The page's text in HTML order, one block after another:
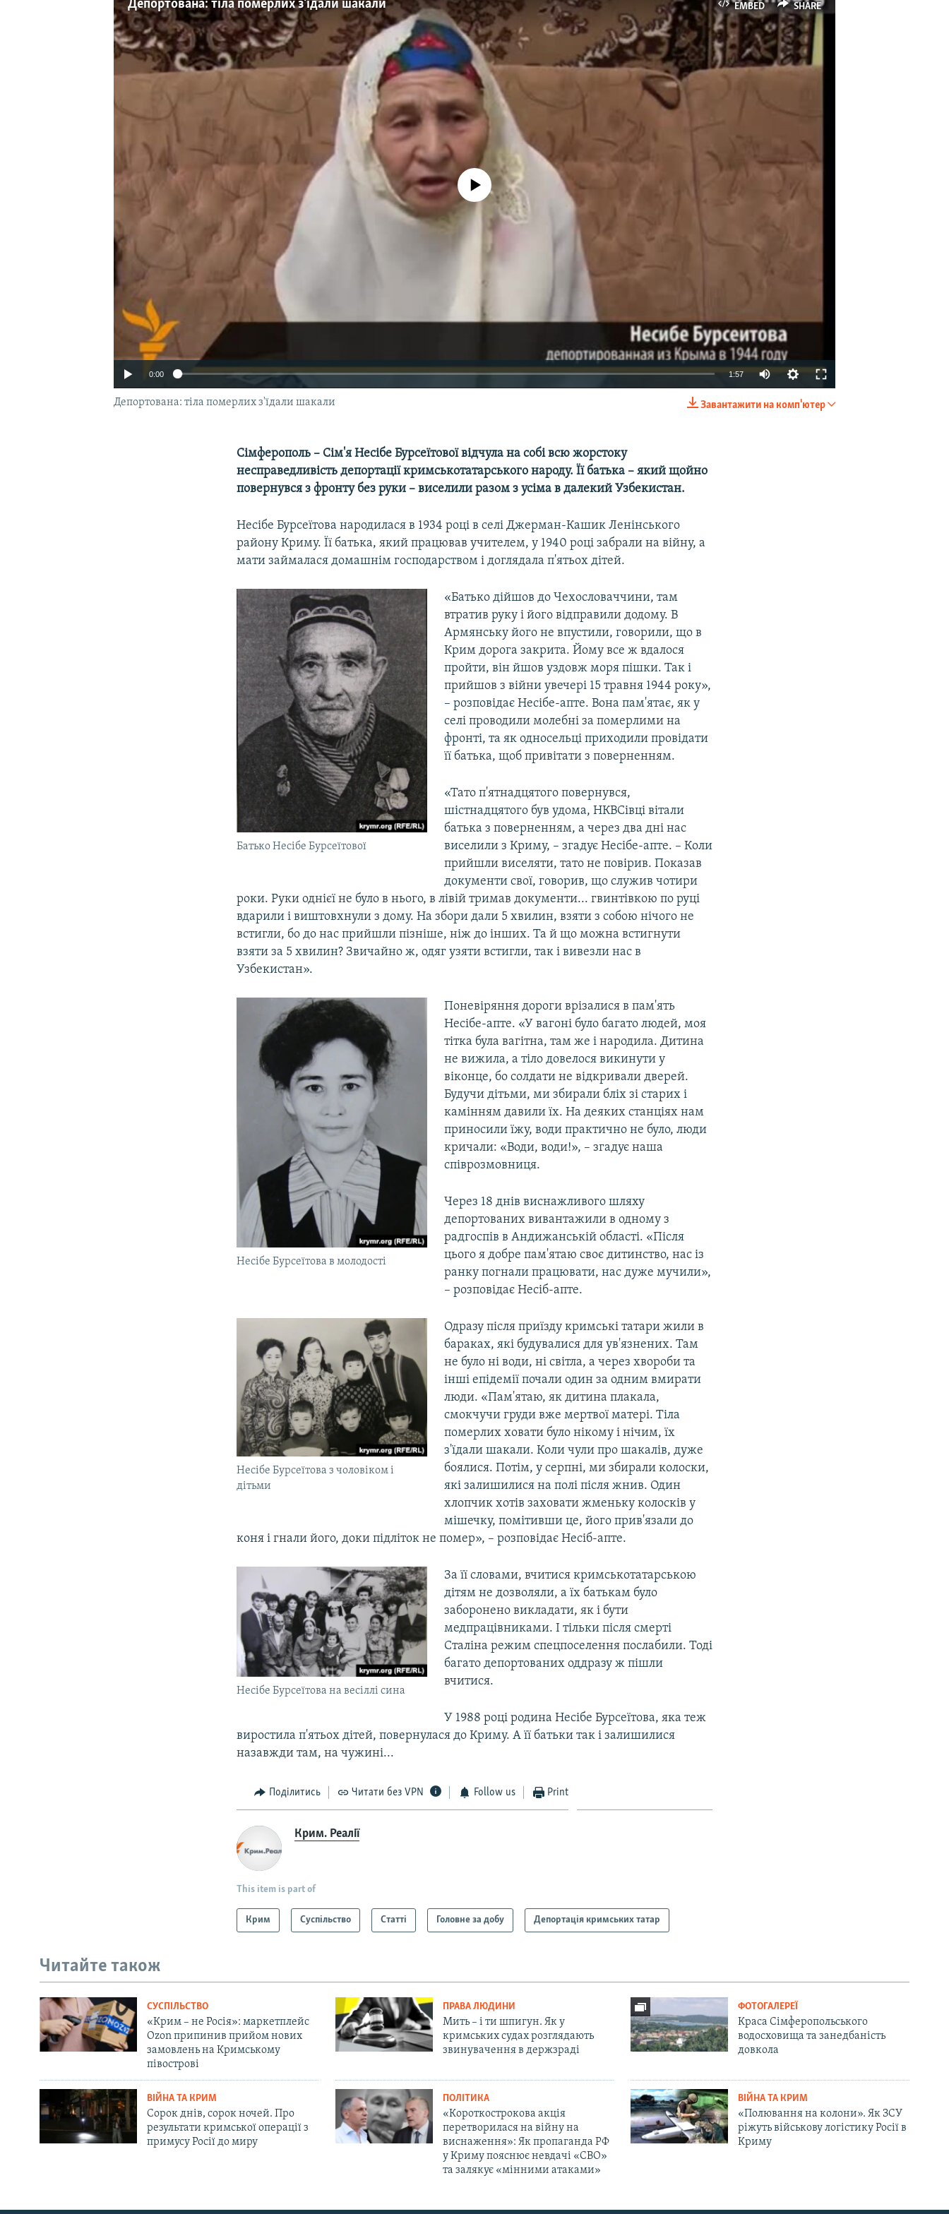
УКРАЇНСЬКА ПРОБЛЕМА КРИМУ
Русский
EMBED SHARE
Депортована: тіла померлих з'їдали шакали
No media source currently available
0:00 1:57
Завантажити на комп'ютер
Депортована: тіла померлих з'їдали шакали
Сімферополь – Сім'я Несібе Бурсеїтової відчула на собі всю жорстоку
несправедливість депортації кримськотатарського народу. Її батька – який щойно
повернувся з фронту без руки – виселили разом з усіма в далекий Узбекистан.
Несібе Бурсеїтова народилася в 1934 році в селі Джерман-Кашик Ленінського
району Криму. Її батька, який працював учителем, у 1940 році забрали на війну, а
мати займалася домашнім господарством і доглядала п'ятьох дітей.
Батько Несібе Бурсеїтової
«Батько дійшов до Чехословаччини, там
втратив руку і його відправили додому. В
Армянську його не впустили, говорили, що в
Крим дорога закрита. Йому все ж вдалося
пройти, він йшов уздовж моря пішки. Так і
прийшов з війни увечері 15 травня 1944 року»,
– розповідає Несібе-апте. Вона пам'ятає, як у
селі проводили молебні за померлими на
фронті, та як односельці приходили провідати
її батька, щоб привітати з поверненням.
«Тато п'ятнадцятого повернувся,
шістнадцятого був удома, НКВСівці вітали
батька з поверненням, а через два дні нас
виселили з Криму, – згадує Несібе-апте. – Коли
прийшли виселяти, тато не повірив. Показав
документи свої, говорив, що служив чотири
роки. Руки однієї не було в нього, в лівій тримав документи... гвинтівкою по руці
вдарили і виштовхнули з дому. На збори дали 5 хвилин, взяти з собою нічого не
встигли, бо до нас прийшли пізніше, ніж до інших. Та й що можна встигнути
взяти за 5 хвилин? Звичайно ж, одяг узяти встигли, так і вивезли нас в
Узбекистан».
Несібе Бурсеїтова в молодості
Поневіряння дороги врізалися в пам'ять
Несібе-апте. «У вагоні було багато людей, моя
тітка була вагітна, там же і народила. Дитина
не вижила, а тіло довелося викинути у
віконце, бо солдати не відкривали дверей.
Будучи дітьми, ми збирали бліх зі старих і
камінням давили їх. На деяких станціях нам
приносили їжу, води практично не було, люди
кричали: «Води, води!», – згадує наша
співрозмовниця.
Через 18 днів виснажливого шляху
депортованих вивантажили в одному з
радгоспів в Андижанській області. «Після
цього я добре пам'ятаю своє дитинство, нас із
ранку погнали працювати, нас дуже мучили»,
– розповідає Несіб-апте.
Несібе Бурсеїтова з чоловіком і
дітьми
Одразу після приїзду кримські татари жили в
бараках, які будувалися для ув'язнених. Там
не було ні води, ні світла, а через хвороби та
інші епідемії почали один за одним вмирати
люди. «Пам'ятаю, як дитина плакала,
смокчучи груди вже мертвої матері. Тіла
померлих ховати було нікому і нічим, їх
з'їдали шакали. Коли чули про шакалів, дуже
боялися. Потім, у серпні, ми збирали колоски,
які залишилися на полі після жнив. Один
хлопчик хотів заховати жменьку колосків у
мішечку, помітивши це, його прив'язали до
коня і гнали його, доки підліток не помер», – розповідає Несіб-апте.
Несібе Бурсеїтова на весіллі сина
За її словами, вчитися кримськотатарською
дітям не дозволяли, а їх батькам було
заборонено викладати, як і бути
медпрацівниками. І тільки після смерті
Сталіна режим спецпоселення послабили. Тоді
багато депортованих оддразу ж пішли
вчитися.
У 1988 році родина Несібе Бурсеїтова, яка теж
виростила п'ятьох дітей, повернулася до Криму. А її батьки так і залишилися
назавжди там, на чужині...
Поділитись Читати без VPN Follow us Print
Крим. Реалії
This item is part of
Крим Суспільство Статті Головне за добу Депортація кримських татар
Читайте також
СУСПІЛЬСТВО
«Крим – не Росія»: маркетплейс
Ozon припинив прийом нових
замовлень на Кримському
півострові
ПРАВА ЛЮДИНИ
Мить – і ти шпигун. Як у
кримських судах розглядають
звинувачення в держзраді
ФОТОГАЛЕРЕЇ
Краса Сімферопольського
водосховища та занедбаність
довкола
ВІЙНА ТА КРИМ
Сорок днів, сорок ночей. Про
результати кримської операції з
примусу Росії до миру
ПОЛІТИКА
«Короткострокова акція
перетворилася на війну на
виснаження»: Як пропаганда РФ
у Криму пояснює невдачі «СВО»
та залякує «мінними атаками»
ВІЙНА ТА КРИМ
«Полювання на колони». Як ЗСУ
ріжуть військову логістику Росії в
Криму